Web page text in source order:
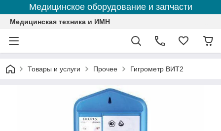
Медицинское оборудование и запчасти
Медицинская техника и ИМН
Товары и услуги Прочее Гигрометр ВИТ2